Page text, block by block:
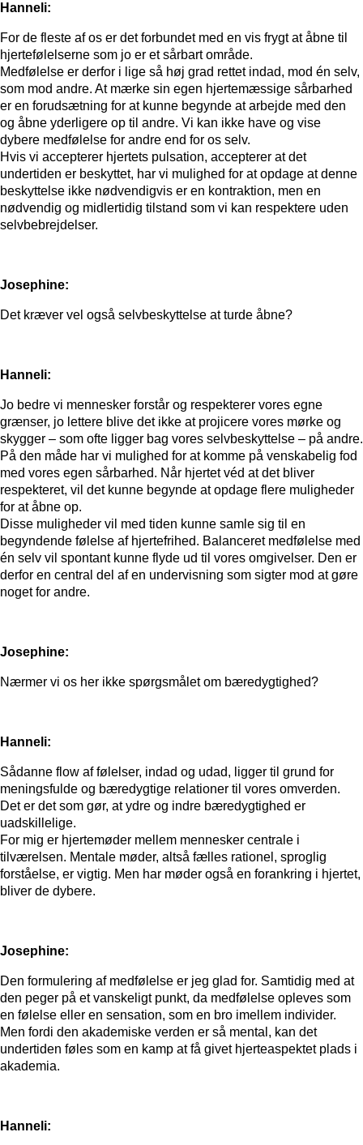
Hanneli:
For de fleste af os er det forbundet med en vis frygt at åbne til
hjertefølelserne som jo er et sårbart område.
Medfølelse er derfor i lige så høj grad rettet indad, mod én selv,
som mod andre. At mærke sin egen hjertemæssige sårbarhed
er en forudsætning for at kunne begynde at arbejde med den
og åbne yderligere op til andre. Vi kan ikke have og vise
dybere medfølelse for andre end for os selv.
Hvis vi accepterer hjertets pulsation, accepterer at det
undertiden er beskyttet, har vi mulighed for at opdage at denne
beskyttelse ikke nødvendigvis er en kontraktion, men en
nødvendig og midlertidig tilstand som vi kan respektere uden
selvbebrejdelser.
Josephine:
Det kræver vel også selvbeskyttelse at turde åbne?
Hanneli:
Jo bedre vi mennesker forstår og respekterer vores egne
grænser, jo lettere blive det ikke at projicere vores mørke og
skygger – som ofte ligger bag vores selvbeskyttelse – på andre.
På den måde har vi mulighed for at komme på venskabelig fod
med vores egen sårbarhed. Når hjertet véd at det bliver
respekteret, vil det kunne begynde at opdage flere muligheder
for at åbne op.
Disse muligheder vil med tiden kunne samle sig til en
begyndende følelse af hjertefrihed. Balanceret medfølelse med
én selv vil spontant kunne flyde ud til vores omgivelser. Den er
derfor en central del af en undervisning som sigter mod at gøre
noget for andre.
Josephine:
Nærmer vi os her ikke spørgsmålet om bæredygtighed?
Hanneli:
Sådanne flow af følelser, indad og udad, ligger til grund for
meningsfulde og bæredygtige relationer til vores omverden.
Det er det som gør, at ydre og indre bæredygtighed er
uadskillelige.
For mig er hjertemøder mellem mennesker centrale i
tilværelsen. Mentale møder, altså fælles rationel, sproglig
forståelse, er vigtig. Men har møder også en forankring i hjertet,
bliver de dybere.
Josephine:
Den formulering af medfølelse er jeg glad for. Samtidig med at
den peger på et vanskeligt punkt, da medfølelse opleves som
en følelse eller en sensation, som en bro imellem individer.
Men fordi den akademiske verden er så mental, kan det
undertiden føles som en kamp at få givet hjerteaspektet plads i
akademia.
Hanneli: